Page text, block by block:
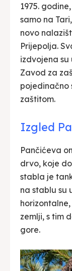
1975.
samo na
novo
Prijepolja.
izdvojena
Zavod za
pojedinačno
zaštitom.
Izgled
Pančićeva
drvo, koje
stabla je
na stablu su
zemlji, s tim
gore.